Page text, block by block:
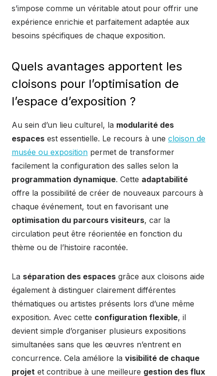
s’impose comme un véritable atout pour offrir une
expérience enrichie et parfaitement adaptée aux
besoins spécifiques de chaque exposition.
Quels avantages apportent les
cloisons pour l’optimisation de
l’espace d’exposition ?
Au sein d’un lieu culturel, la modularité des
espaces est essentielle. Le recours à une cloison de
musée ou exposition permet de transformer
facilement la configuration des salles selon la
programmation dynamique. Cette adaptabilité
offre la possibilité de créer de nouveaux parcours à
chaque événement, tout en favorisant une
optimisation du parcours visiteurs, car la
circulation peut être réorientée en fonction du
thème ou de l’histoire racontée.
La séparation des espaces grâce aux cloisons aide
également à distinguer clairement différentes
thématiques ou artistes présents lors d’une même
exposition. Avec cette configuration flexible, il
devient simple d’organiser plusieurs expositions
simultanées sans que les œuvres n’entrent en
concurrence. Cela améliore la visibilité de chaque
projet et contribue à une meilleure gestion des flux